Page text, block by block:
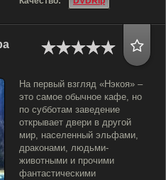
На первый взгляд «Нэкоя» –
это самое обычное кафе, но
по субботам заведение
открывает двери в другой
мир, населенный эльфами,
драконами, людьми-
животными и прочими
фантастическими